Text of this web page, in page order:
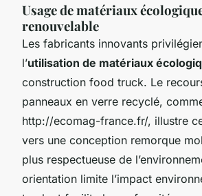
Usage de matériaux
renouvelable
Les fabricants innovants
l’utilisation de matériaux
construction food truck. Le
panneaux en verre recyclé,
http://ecomag-france.fr/, illustre
vers une conception remorque
plus respectueuse de
orientation limite l’impact